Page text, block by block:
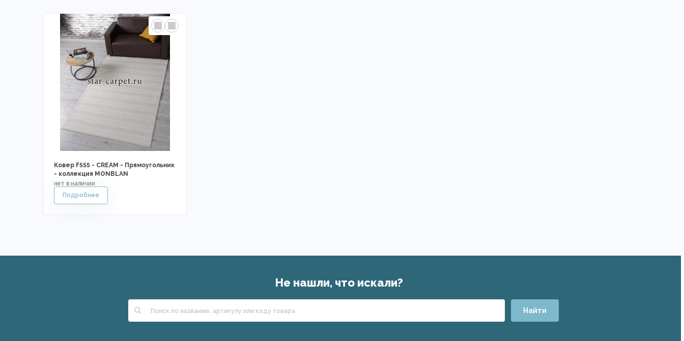
Ковер F555 - CREAM - Прямоугольник
- коллекция MONBLAN
Не нашли, что искали?
Найти